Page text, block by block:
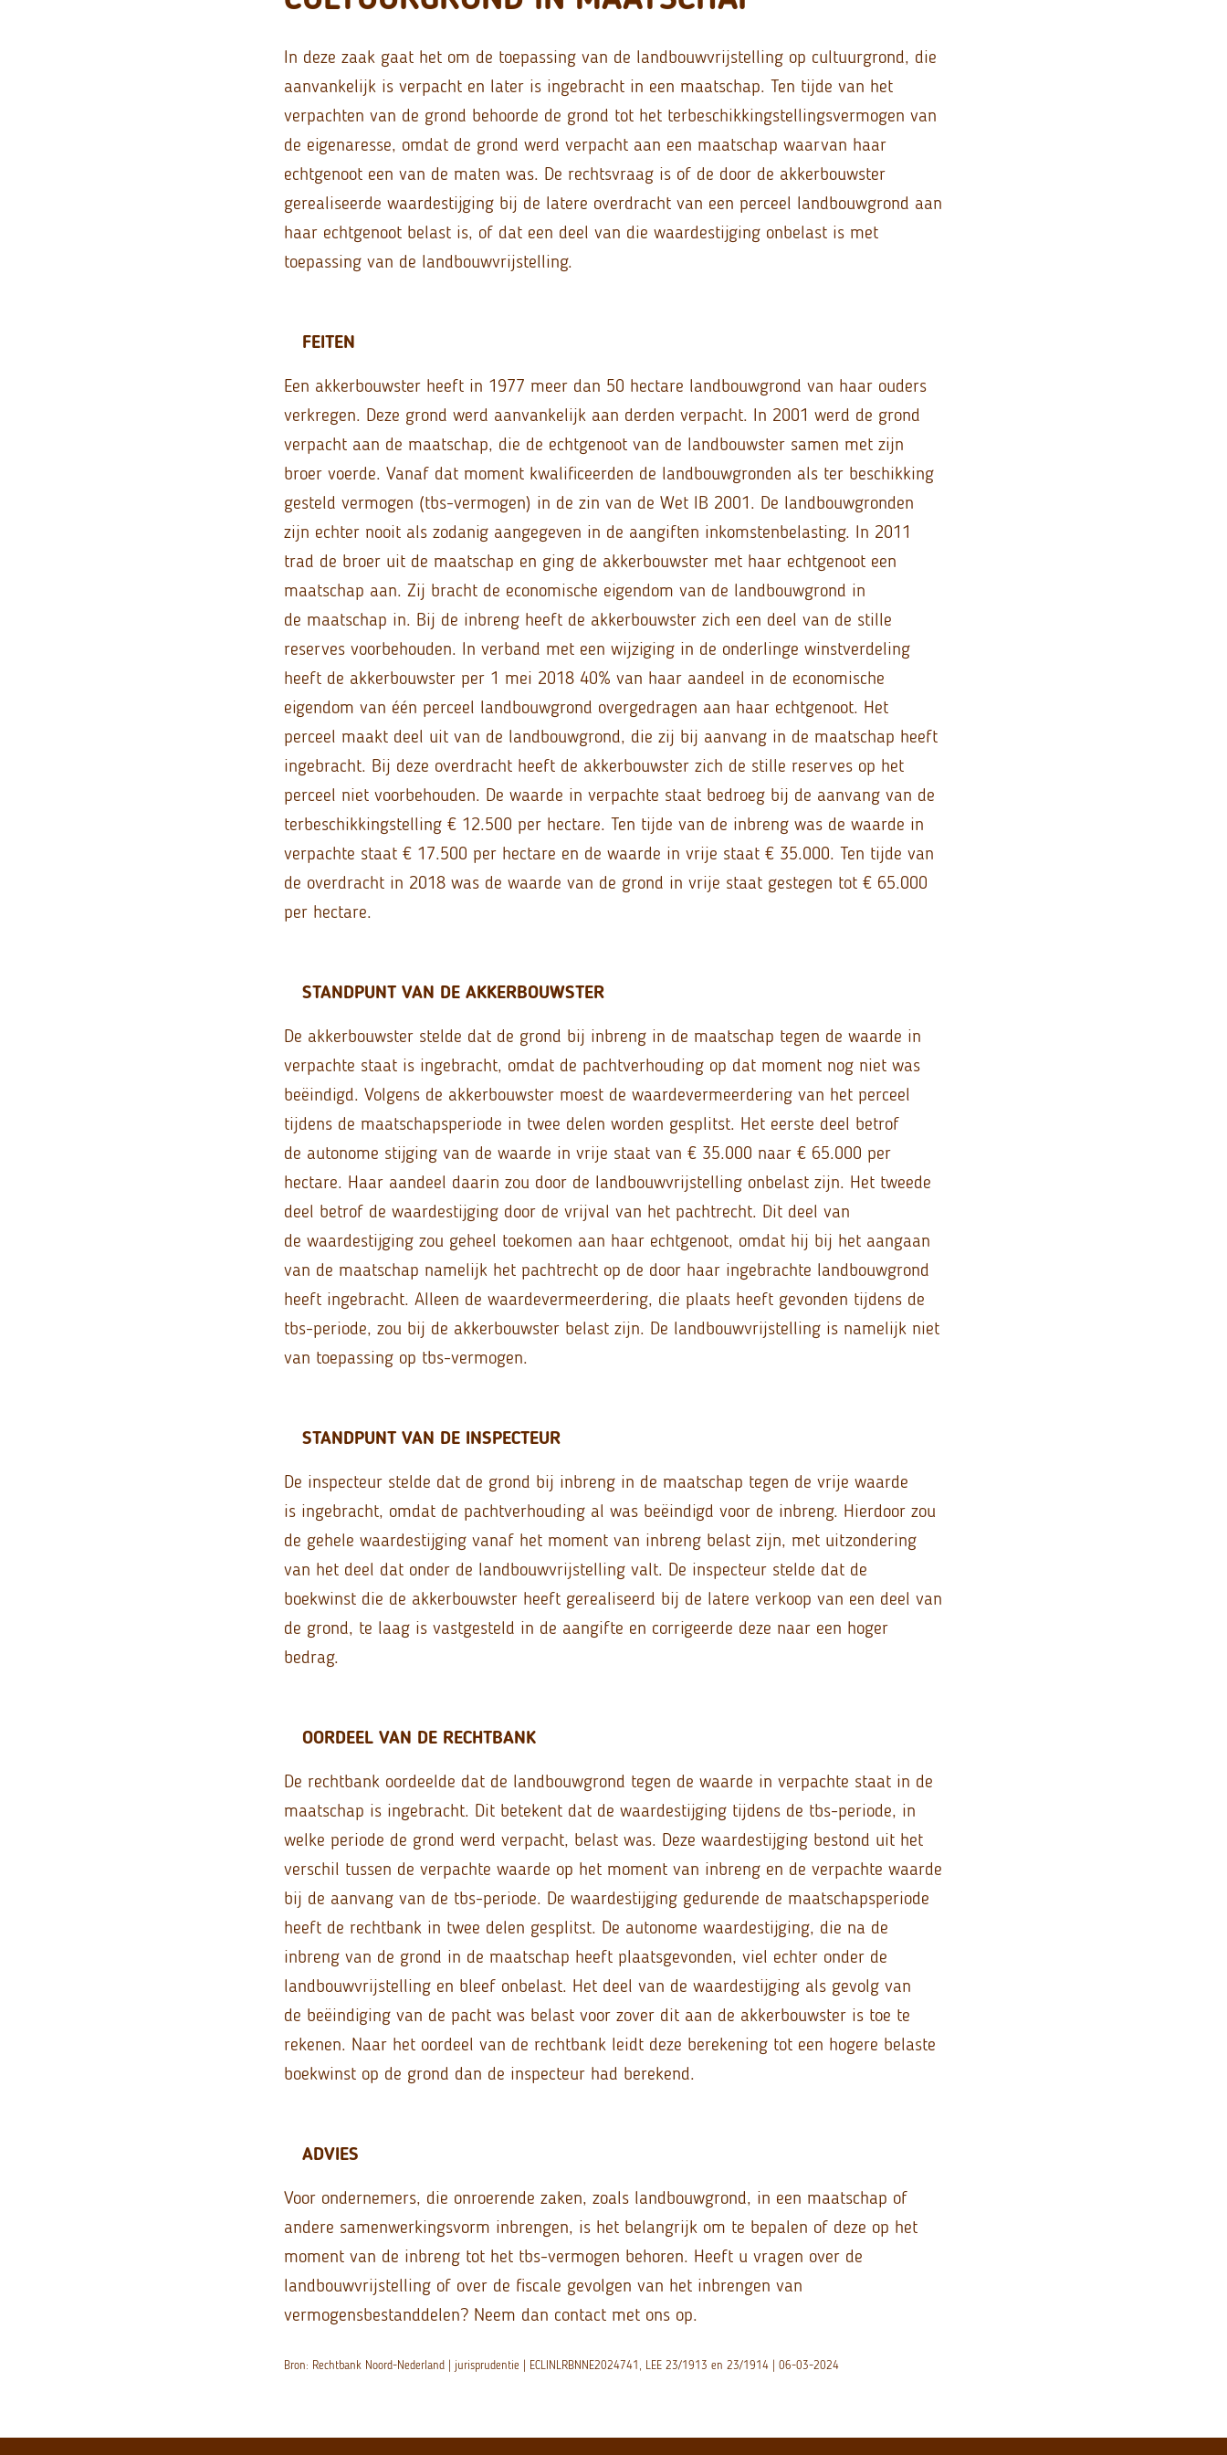
In deze zaak gaat het om de toepassing van de landbouwvrijstelling op cultuurgrond, die
aanvankelijk is verpacht en later is ingebracht in een maatschap. Ten tijde van het
verpachten van de grond behoorde de grond tot het terbeschikkingstellingsvermogen van
de eigenaresse, omdat de grond werd verpacht aan een maatschap waarvan haar
echtgenoot een van de maten was. De rechtsvraag is of de door de akkerbouwster
gerealiseerde waardestijging bij de latere overdracht van een perceel landbouwgrond aan
haar echtgenoot belast is, of dat een deel van die waardestijging onbelast is met
toepassing van de landbouwvrijstelling.
FEITEN
Een akkerbouwster heeft in 1977 meer dan 50 hectare landbouwgrond van haar ouders
verkregen. Deze grond werd aanvankelijk aan derden verpacht. In 2001 werd de grond
verpacht aan de maatschap, die de echtgenoot van de landbouwster samen met zijn
broer voerde. Vanaf dat moment kwalificeerden de landbouwgronden als ter beschikking
gesteld vermogen (tbs-vermogen) in de zin van de Wet IB 2001. De landbouwgronden
zijn echter nooit als zodanig aangegeven in de aangiften inkomstenbelasting. In 2011
trad de broer uit de maatschap en ging de akkerbouwster met haar echtgenoot een
maatschap aan. Zij bracht de economische eigendom van de landbouwgrond in
de maatschap in. Bij de inbreng heeft de akkerbouwster zich een deel van de stille
reserves voorbehouden. In verband met een wijziging in de onderlinge winstverdeling
heeft de akkerbouwster per 1 mei 2018 40% van haar aandeel in de economische
eigendom van één perceel landbouwgrond overgedragen aan haar echtgenoot. Het
perceel maakt deel uit van de landbouwgrond, die zij bij aanvang in de maatschap heeft
ingebracht. Bij deze overdracht heeft de akkerbouwster zich de stille reserves op het
perceel niet voorbehouden. De waarde in verpachte staat bedroeg bij de aanvang van de
terbeschikkingstelling € 12.500 per hectare. Ten tijde van de inbreng was de waarde in
verpachte staat € 17.500 per hectare en de waarde in vrije staat € 35.000. Ten tijde van
de overdracht in 2018 was de waarde van de grond in vrije staat gestegen tot € 65.000
per hectare.
STANDPUNT VAN DE AKKERBOUWSTER
De akkerbouwster stelde dat de grond bij inbreng in de maatschap tegen de waarde in
verpachte staat is ingebracht, omdat de pachtverhouding op dat moment nog niet was
beëindigd. Volgens de akkerbouwster moest de waardevermeerdering van het perceel
tijdens de maatschapsperiode in twee delen worden gesplitst. Het eerste deel betrof
de autonome stijging van de waarde in vrije staat van € 35.000 naar € 65.000 per
hectare. Haar aandeel daarin zou door de landbouwvrijstelling onbelast zijn. Het tweede
deel betrof de waardestijging door de vrijval van het pachtrecht. Dit deel van
de waardestijging zou geheel toekomen aan haar echtgenoot, omdat hij bij het aangaan
van de maatschap namelijk het pachtrecht op de door haar ingebrachte landbouwgrond
heeft ingebracht. Alleen de waardevermeerdering, die plaats heeft gevonden tijdens de
tbs-periode, zou bij de akkerbouwster belast zijn. De landbouwvrijstelling is namelijk niet
van toepassing op tbs-vermogen.
STANDPUNT VAN DE INSPECTEUR
De inspecteur stelde dat de grond bij inbreng in de maatschap tegen de vrije waarde
is ingebracht, omdat de pachtverhouding al was beëindigd voor de inbreng. Hierdoor zou
de gehele waardestijging vanaf het moment van inbreng belast zijn, met uitzondering
van het deel dat onder de landbouwvrijstelling valt. De inspecteur stelde dat de
boekwinst die de akkerbouwster heeft gerealiseerd bij de latere verkoop van een deel van
de grond, te laag is vastgesteld in de aangifte en corrigeerde deze naar een hoger
bedrag.
OORDEEL VAN DE RECHTBANK
De rechtbank oordeelde dat de landbouwgrond tegen de waarde in verpachte staat in de
maatschap is ingebracht. Dit betekent dat de waardestijging tijdens de tbs-periode, in
welke periode de grond werd verpacht, belast was. Deze waardestijging bestond uit het
verschil tussen de verpachte waarde op het moment van inbreng en de verpachte waarde
bij de aanvang van de tbs-periode. De waardestijging gedurende de maatschapsperiode
heeft de rechtbank in twee delen gesplitst. De autonome waardestijging, die na de
inbreng van de grond in de maatschap heeft plaatsgevonden, viel echter onder de
landbouwvrijstelling en bleef onbelast. Het deel van de waardestijging als gevolg van
de beëindiging van de pacht was belast voor zover dit aan de akkerbouwster is toe te
rekenen. Naar het oordeel van de rechtbank leidt deze berekening tot een hogere belaste
boekwinst op de grond dan de inspecteur had berekend.
ADVIES
Voor ondernemers, die onroerende zaken, zoals landbouwgrond, in een maatschap of
andere samenwerkingsvorm inbrengen, is het belangrijk om te bepalen of deze op het
moment van de inbreng tot het tbs-vermogen behoren. Heeft u vragen over de
landbouwvrijstelling of over de fiscale gevolgen van het inbrengen van
vermogensbestanddelen? Neem dan contact met ons op.
Bron: Rechtbank Noord-Nederland | jurisprudentie | ECLINLRBNNE2024741, LEE 23/1913 en 23/1914 | 06-03-2024